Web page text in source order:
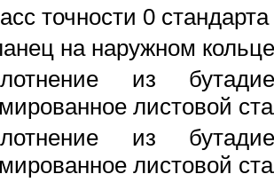
точности 0
на наружном кольце
из
листовой
из
листовой